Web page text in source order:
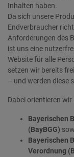
Inhalten haben.
Da sich unsere
Endverbraucher
Anforderungen des
ist uns eine
Website für alle
setzen wir bereits
– und werden diese
Dabei orientieren
Bayerischen
(BayBGG)
Bayerischen
Verordnung